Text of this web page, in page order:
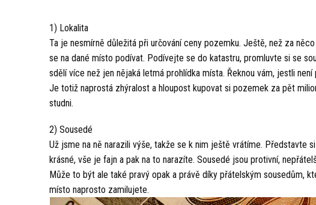
1) Lokalita
Ta je nesmírně důležitá při určování ceny pozemku. Ještě, než za
se na dané místo podívat. Podívejte se do katastru, promluvte si se
sdělí více než jen nějaká letmá prohlídka místa. Řeknou vám, jestli
Je totiž naprostá zhýralost a hloupost kupovat si pozemek za pět
studni.
2) Sousedé
Už jsme na ně narazili výše, takže se k nim ještě vrátíme. Představte
krásné, vše je fajn a pak na to narazíte. Sousedé jsou protivní,
Může to být ale také pravý opak a právě díky přátelským sousedům,
místo naprosto zamilujete.